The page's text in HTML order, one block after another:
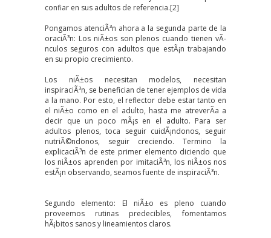
confiar en sus adultos de referencia.[2]
Pongamos atenciÃ³n ahora a la segunda parte de la
oraciÃ³n: Los niÃ±os son plenos cuando tienen vÃ­
nculos seguros con adultos que estÃ¡n trabajando
en su propio crecimiento.
Los niÃ±os necesitan modelos, necesitan
inspiraciÃ³n, se benefician de tener ejemplos de vida
a la mano. Por esto, el reflector debe estar tanto en
el niÃ±o como en el adulto, hasta me atreverÃ­a a
decir que un poco mÃ¡s en el adulto. Para ser
adultos plenos, toca seguir cuidÃ¡ndonos, seguir
nutriÃ©ndonos, seguir creciendo. Termino la
explicaciÃ³n de este primer elemento diciendo que
los niÃ±os aprenden por imitaciÃ³n, los niÃ±os nos
estÃ¡n observando, seamos fuente de inspiraciÃ³n.
Segundo elemento: El niÃ±o es pleno cuando
proveemos rutinas predecibles, fomentamos
hÃ¡bitos sanos y lineamientos claros.